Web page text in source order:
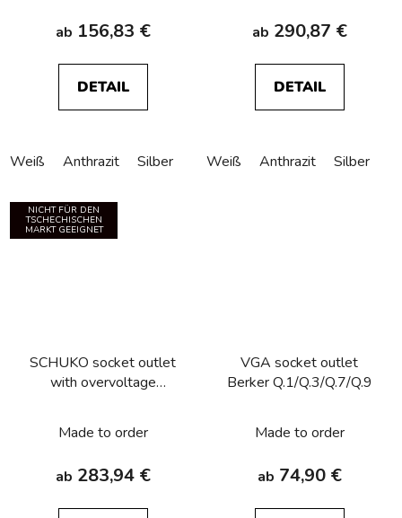
ab 156,83 €
DETAIL
Weiß Anthrazit Silber
ab 290,87 €
DETAIL
Weiß Anthrazit Silber
NICHT FÜR DEN
TSCHECHISCHEN
MARKT GEEIGNET
SCHUKO socket outlet
with overvoltage
Q.1/Q.3/Q.7/Q.9
Made to order
ab 283,94 €
VGA socket outlet
Berker Q.1/Q.3/Q.7/Q.9
Made to order
ab 74,90 €